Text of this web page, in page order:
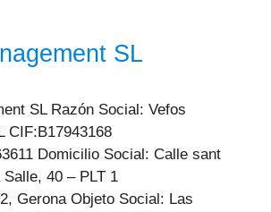
SL
SL Razón Social: Vefos
CIF:B17943168
Domicilio Social: Calle sant
40 – PLT 1
Gerona Objeto Social: Las